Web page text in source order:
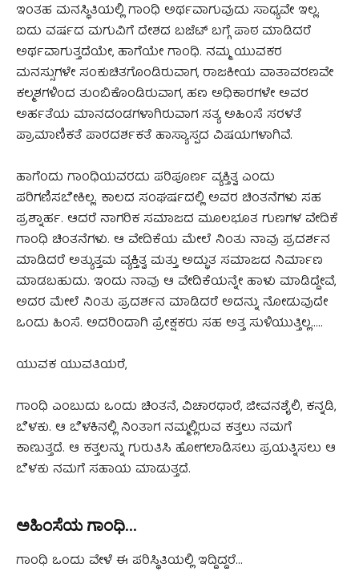
ಇಂತಹ ಮನಸ್ಥಿತಿಯಲ್ಲಿ ಗಾಂಧಿ ಅರ್ಥವಾಗುವುದು ಸಾಧ್ಯವೇ ಇಲ್ಲ.
ಐದು ವರ್ಷದ ಮಗುವಿಗೆ ದೇಶದ ಬಜೆಟ್ ಬಗ್ಗೆ ಪಾಠ ಮಾಡಿದರೆ
ಅರ್ಥವಾಗುತ್ತದೆಯೇ, ಹಾಗೆಯೇ ಗಾಂಧಿ. ನಮ್ಮ ಯುವಕರ
ಮನಸ್ಸುಗಳೇ ಸಂಕುಚಿತಗೊಂಡಿರುವಾಗ, ರಾಜಕೀಯ ವಾತಾವರಣವೇ
ಕಲ್ಮಶಗಳಿಂದ ತುಂಬಿಕೊಂಡಿರುವಾಗ, ಹಣ ಅಧಿಕಾರಗಳೇ ಅವರ
ಅರ್ಹತೆಯ ಮಾನದಂಡಗಳಾಗಿರುವಾಗ ಸತ್ಯ ಅಹಿಂಸೆ ಸರಳತೆ
ಪ್ರಾಮಾಣಿಕತೆ ಪಾರದರ್ಶಕತೆ ಹಾಸ್ಯಾಸ್ಪದ ವಿಷಯಗಳಾಗಿವೆ.
ಹಾಗೆಂದು ಗಾಂಧಿಯವರದು ಪರಿಪೂರ್ಣ ವ್ಯಕ್ತಿತ್ವ ಎಂದು
ಪರಿಗಣಿಸಬೇಕಿಲ್ಲ. ಕಾಲದ ಸಂಘರ್ಷದಲ್ಲಿ ಅವರ ಚಿಂತನೆಗಳು ಸಹ
ಪ್ರಶ್ನಾರ್ಹ. ಆದರೆ ನಾಗರಿಕ ಸಮಾಜದ ಮೂಲಭೂತ ಗುಣಗಳ ವೇದಿಕೆ
ಗಾಂಧಿ ಚಿಂತನೆಗಳು. ಆ ವೇದಿಕೆಯ ಮೇಲೆ ನಿಂತು ನಾವು ಪ್ರದರ್ಶನ
ಮಾಡಿದರೆ ಅತ್ಯುತ್ತಮ ವ್ಯಕ್ತಿತ್ವ ಮತ್ತು ಅದ್ಭುತ ಸಮಾಜದ ನಿರ್ಮಾಣ
ಮಾಡಬಹುದು. ಇಂದು ನಾವು ಆ ವೇದಿಕೆಯನ್ನೇ ಹಾಳು ಮಾಡಿದ್ದೇವೆ,
ಅದರ ಮೇಲೆ ನಿಂತು ಪ್ರದರ್ಶನ ಮಾಡಿದರೆ ಅದನ್ನು ನೋಡುವುದೇ
ಒಂದು ಹಿಂಸೆ. ಅದರಿಂದಾಗಿ ಪ್ರೇಕ್ಷಕರು ಸಹ ಅತ್ತ ಸುಳಿಯುತ್ತಿಲ್ಲ…..
ಯುವಕ ಯುವತಿಯರೆ,
ಗಾಂಧಿ ಎಂಬುದು ಒಂದು ಚಿಂತನೆ, ವಿಚಾರಧಾರೆ, ಜೀವನಶೈಲಿ, ಕನ್ನಡಿ,
ಬೆಳಕು. ಆ ಬೆಳಕಿನಲ್ಲಿ ನಿಂತಾಗ ನಮ್ಮಲ್ಲಿರುವ ಕತ್ತಲು ನಮಗೆ
ಕಾಣುತ್ತದೆ. ಆ ಕತ್ತಲನ್ನು ಗುರುತಿಸಿ ಹೋಗಲಾಡಿಸಲು ಪ್ರಯತ್ನಿಸಲು ಆ
ಬೆಳಕು ನಮಗೆ ಸಹಾಯ ಮಾಡುತ್ತದೆ.
ಅಹಿಂಸೆಯ ಗಾಂಧಿ…
ಗಾಂಧಿ ಒಂದು ವೇಳೆ ಈ ಪರಿಸ್ಥಿತಿಯಲ್ಲಿ ಇದ್ದಿದ್ದರೆ…